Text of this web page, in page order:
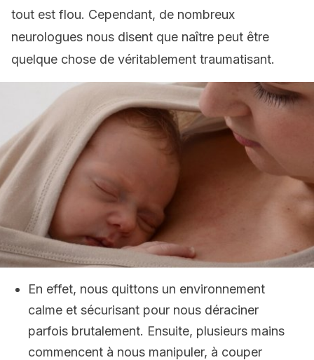
tout est flou. Cependant, de nombreux
neurologues nous disent que naître peut être
quelque chose de véritablement traumatisant.
En effet, nous quittons un environnement
calme et sécurisant pour nous déraciner
parfois brutalement. Ensuite, plusieurs mains
commencent à nous manipuler, à couper